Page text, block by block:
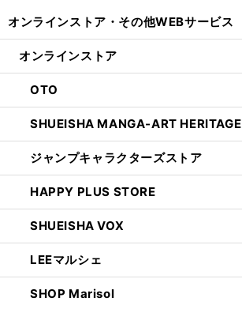
オンラインストア・ その他WEBサービス
オンラインストア
OTO
SHUEISHA MANGA-ART HERITAGE
ジャンプキャラクターズストア
HAPPY PLUS STORE
SHUEISHA VOX
LEEマルシェ
SHOP Marisol